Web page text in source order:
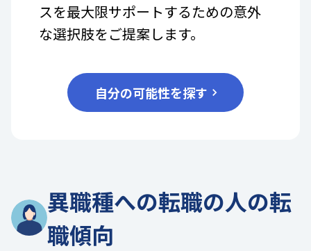
スを最大限サポートするための意外
な選択肢をご提案します。
自分の可能性を探す
異職種への転職の人の転
職傾向